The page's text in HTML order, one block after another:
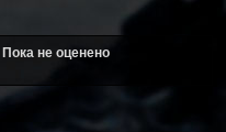
Пока не оценено